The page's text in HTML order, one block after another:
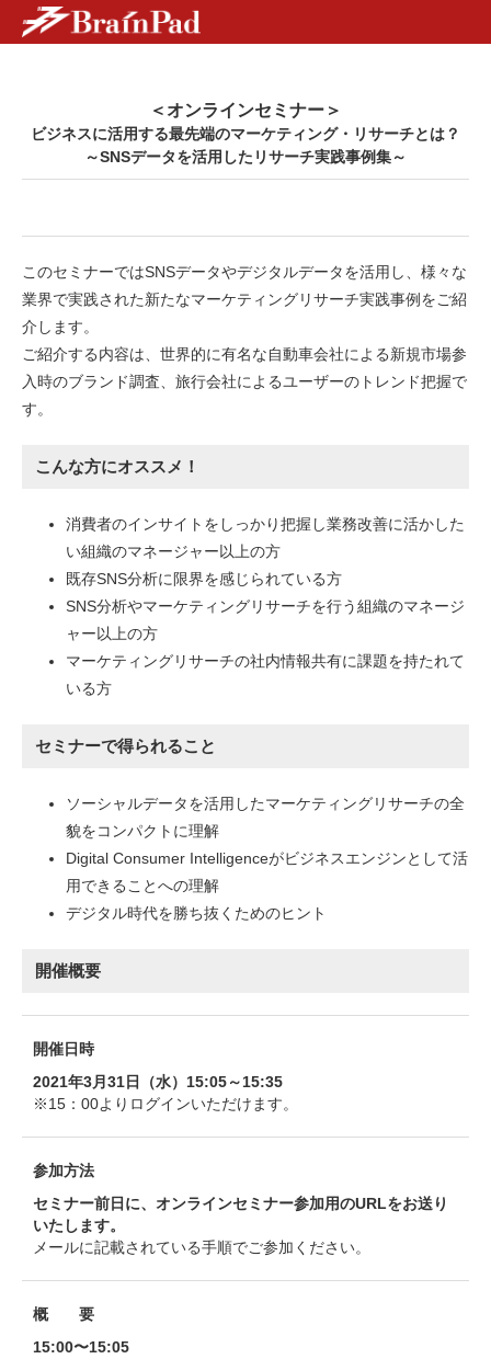
＜オンラインセミナー＞
ビジネスに活用する最先端のマーケティング・リサーチとは？
～SNSデータを活用したリサーチ実践事例集～
このセミナーではSNSデータやデジタルデータを活用し、様々な
業界で実践された新たなマーケティングリサーチ実践事例をご紹
介します。
ご紹介する内容は、世界的に有名な自動車会社による新規市場参
入時のブランド調査、旅行会社によるユーザーのトレンド把握で
す。
こんな方にオススメ！
消費者のインサイトをしっかり把握し業務改善に活かした
い組織のマネージャー以上の方
既存SNS分析に限界を感じられている方
SNS分析やマーケティングリサーチを行う組織のマネージ
ャー以上の方
マーケティングリサーチの社内情報共有に課題を持たれて
いる方
セミナーで得られること
ソーシャルデータを活用したマーケティングリサーチの全
貌をコンパクトに理解
Digital Consumer Intelligenceがビジネスエンジンとして活
用できることへの理解
デジタル時代を勝ち抜くためのヒント
開催概要
開催日時
2021年3月31日（水）15:05～15:35
※15：00よりログインいただけます。
参加方法
セミナー前日に、オンラインセミナー参加用のURLをお送り
いたします。
メールに記載されている手順でご参加ください。
概 要
15:00〜15:05